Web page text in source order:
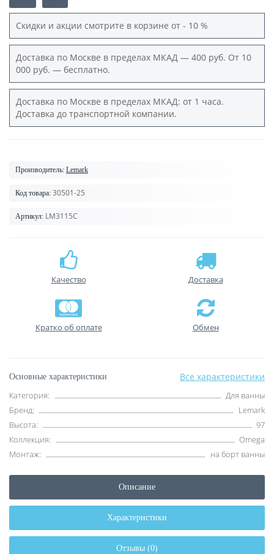
Скидки и акции смотрите в корзине от - 10 %
Доставка по Москве в пределах МКАД — 400 руб. От 10
000 руб. — бесплатно.
Доставка по Москве в пределах МКАД: от 1 часа.
Доставка до транспортной компании.
Производитель: Lemark
Код товара: 30501-25
Артикул: LM3115C
Качество Доставка
Кратко об оплате Обмен
Основные характеристики Все характеристики
Категория:
Для ванны
Бренд:
Lemark
Высота:
97
Коллекция:
Omega
Монтаж:
на борт ванны
Описание
Характеристики
Отзывы (0)